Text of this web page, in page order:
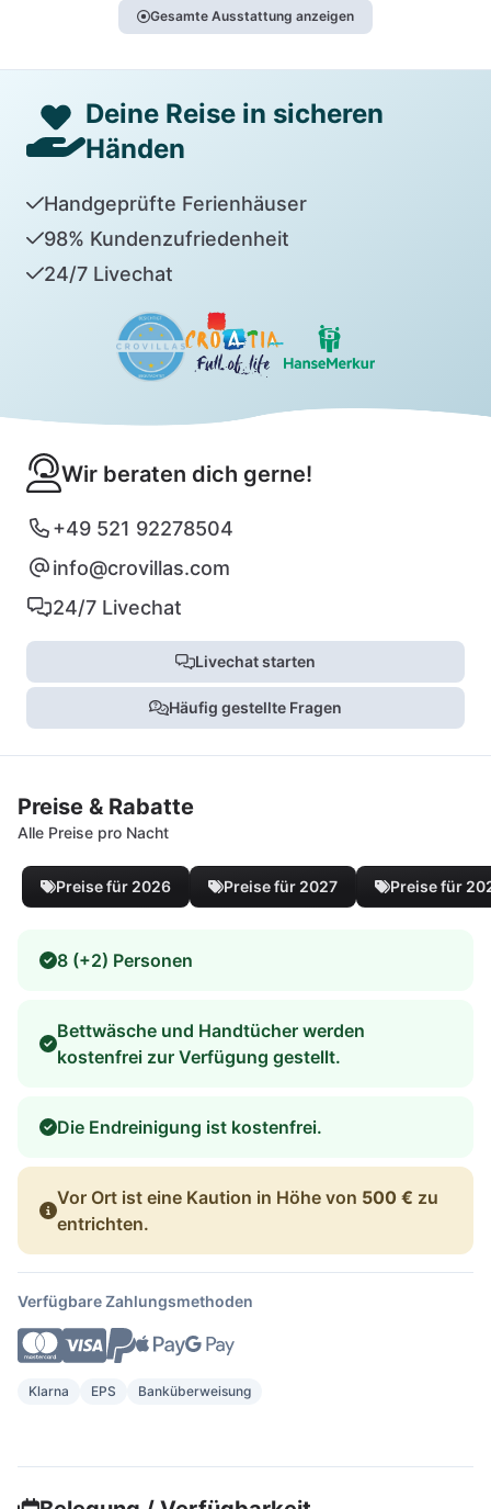
Gesamte Ausstattung anzeigen
Deine Reise in sicheren
Händen
Handgeprüfte Ferienhäuser
98% Kundenzufriedenheit
24/7 Livechat
Wir beraten dich gerne!
+49 521 92278504
info@crovillas.com
24/7 Livechat
Livechat starten
Häufig gestellte Fragen
Preise & Rabatte
Alle Preise pro Nacht
Preise für 2026 Preise für 2027 Preise für
8 (+2) Personen
Bettwäsche und Handtücher werden
kostenfrei zur Verfügung gestellt.
Die Endreinigung ist kostenfrei.
Vor Ort ist eine Kaution in Höhe von 500 € zu
entrichten.
Verfügbare Zahlungsmethoden
Klarna EPS Banküberweisung